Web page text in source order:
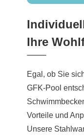
Ihre
Egal, ob Sie
GFK-Pool
Vorteile und
Unsere